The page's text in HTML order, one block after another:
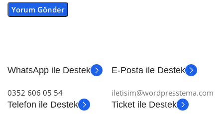
WhatsApp ile Destek
0352 606 05 54
E-Posta ile Destek
iletisim@wordpresstema.com
Telefon ile Destek
Ticket ile Destek